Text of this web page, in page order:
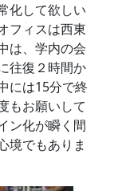
化して欲しい
フィスは西東
は、学内の会
往復２時間か
には15分で終
もお願いして
ン化が瞬く間
境でもありま